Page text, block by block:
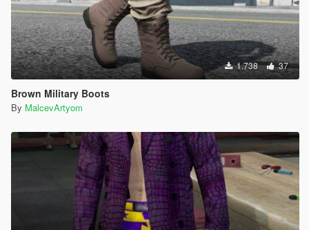
1.738 37
Brown Military Boots
By MalcevArtyom